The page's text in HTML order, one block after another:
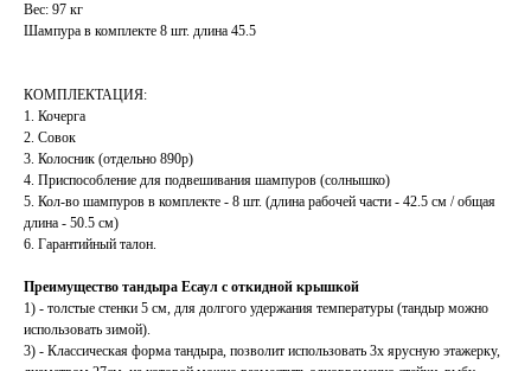
Вес: 97 кг
Шампура в комплекте 8 шт. длина 45.5
КОМПЛЕКТАЦИЯ:
1. Кочерга
2. Совок
3. Колосник (отдельно 890р)
4. Приспособление для подвешивания шампуров (солнышко)
5. Кол-во шампуров в комплекте - 8 шт. (длина рабочей части - 42.5 см / общая
длина - 50.5 см)
6. Гарантийный талон.
Преимущество тандыра Есаул с откидной крышкой
1) - толстые стенки 5 см, для долгого удержания температуры (тандыр можно
использовать зимой).
3) - Классическая форма тандыра, позволит использовать 3х ярусную этажерку,